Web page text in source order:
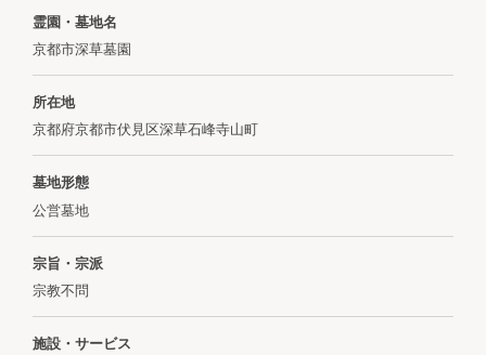
霊園・墓地名
京都市深草墓園
所在地
京都府京都市伏見区深草石峰寺山町
墓地形態
公営墓地
宗旨・宗派
宗教不問
施設・サービス